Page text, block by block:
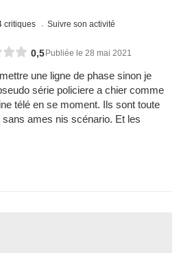
critiques Suivre son activité
0,5Publiée le 28 mai 2021
une ligne de phase sinon je
série policiere a chier comme
télé en se moment. Ils sont toute
ames nis scénario. Et les